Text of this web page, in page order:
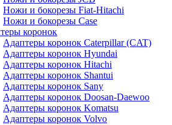
Ножи и бокорезы Fiat-Hitachi
Ножи и бокорезы Case
коронок
Адаптеры коронок Caterpillar (CAT)
Адаптеры коронок Hyundai
Адаптеры коронок Hitachi
Адаптеры коронок Shantui
Адаптеры коронок Sany
Адаптеры коронок Doosan-Daewoo
Адаптеры коронок Komatsu
Адаптеры коронок Volvo